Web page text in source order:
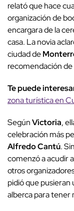
relató que hace
organización de
encargara de la
casa. La novia
ciudad de
recomendación
Te puede
zona turística en
SegúnVictoria,
celebración más
Alfredo Cantú.
comenzó a acudir
otros
pidió que pusieran
alberca para tener